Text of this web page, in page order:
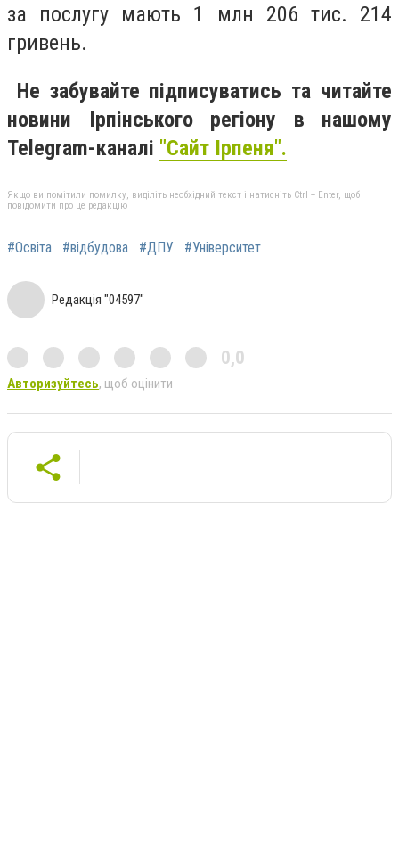
за послугу мають 1 млн 206 тис. 214
гривень.
Не забувайте підписуватись та читайте
новини Ірпінського регіону в нашому
Telegram-каналі "Сайт Ірпеня".
Якщо ви помітили помилку, виділіть необхідний текст і натисніть Ctrl + Enter, щоб
повідомити про це редакцію
#Освіта #відбудова #ДПУ #Університет
Редакція "04597"
0,0
Авторизуйтесь, щоб оцінити